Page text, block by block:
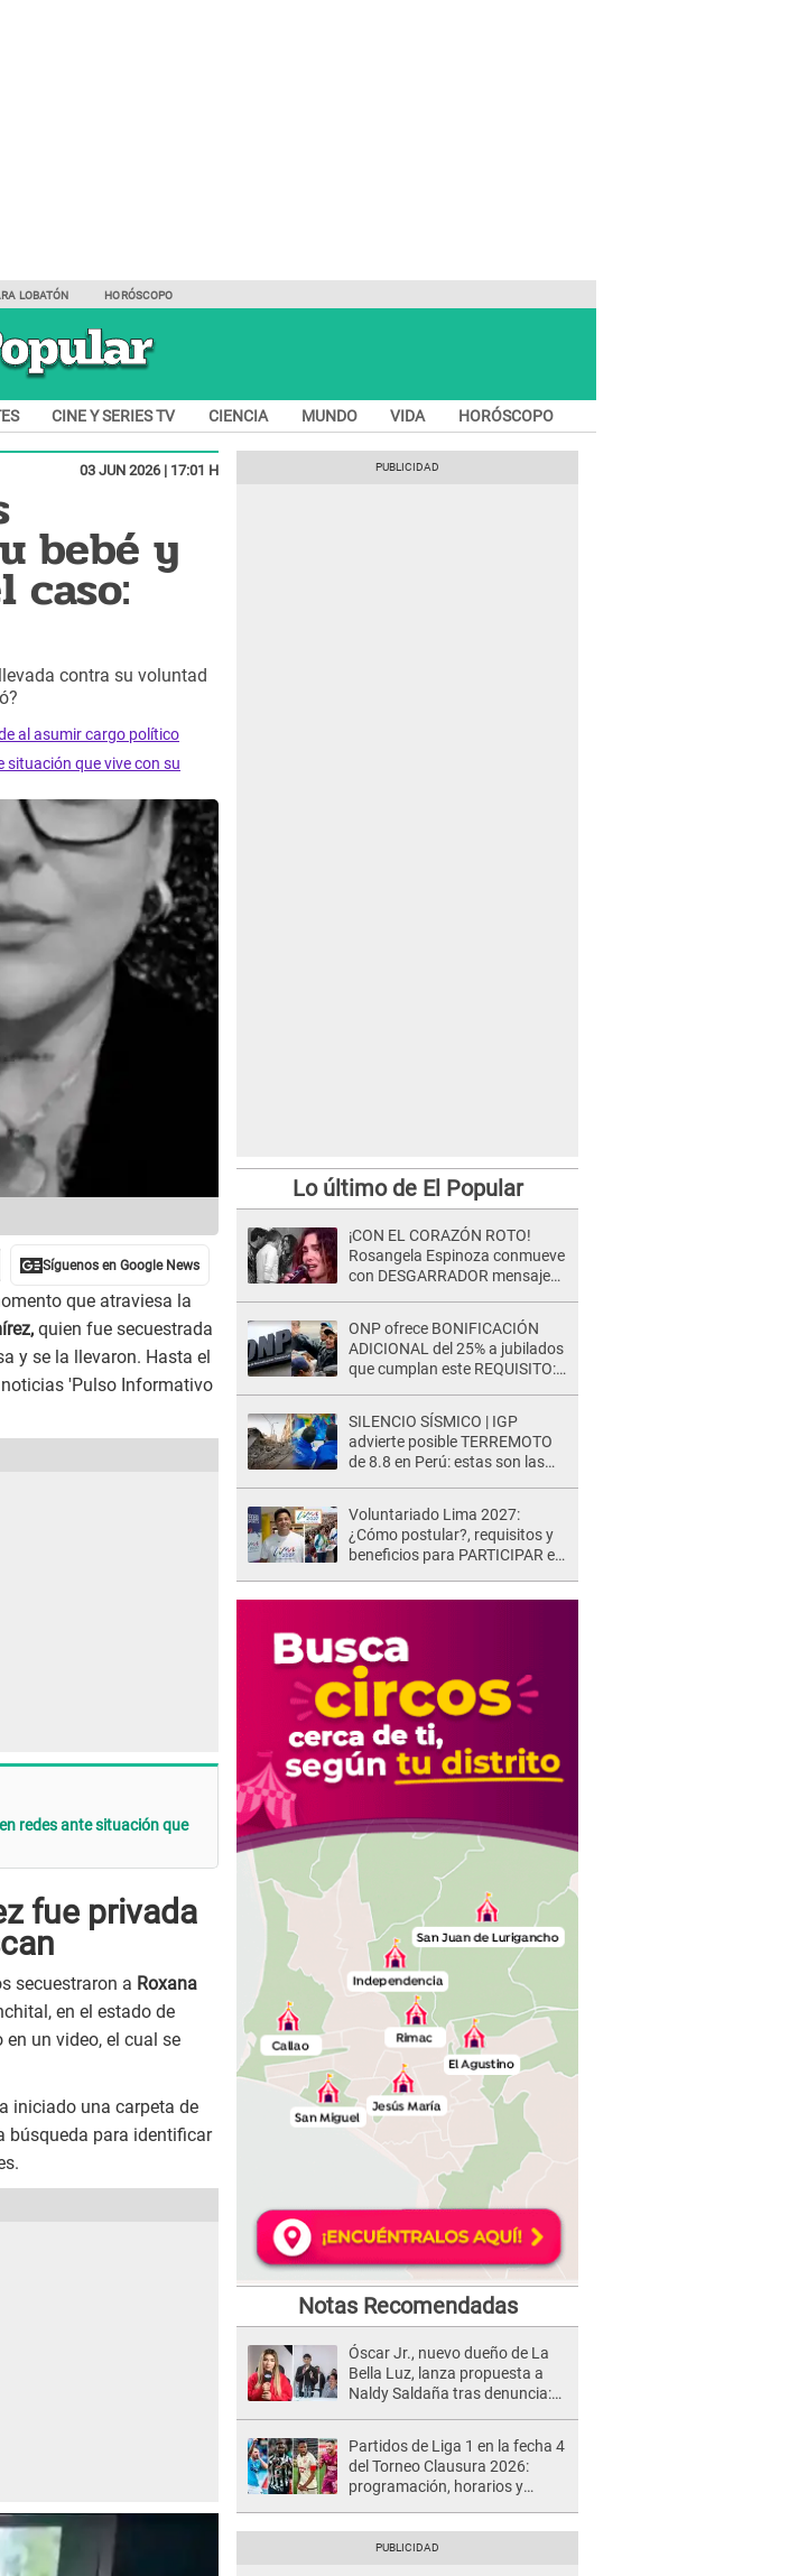
LOBATÓN HORÓSCOPO
CINE Y SERIES TV CIENCIA MUNDO VIDA HORÓSCOPO
03 JUN 2026 | 17:01 H
bebé y
caso:
contra su voluntad
al asumir cargo político
situación que vive con su
que atraviesa la
quien fue secuestrada
y se la llevaron. Hasta el
'Pulso Informativo
redes ante situación que
fue privada
secuestraron a Roxana
en el estado de
un video, el cual se
iniciado una carpeta de
búsqueda para identificar
Lo último de El Popular
¡CON EL CORAZÓN ROTO!
Rosangela Espinoza conmueve
con DESGARRADOR mensaje
ONP ofrece BONIFICACIÓN
ADICIONAL del 25% a jubilados
que cumplan este REQUISITO:
SILENCIO SÍSMICO | IGP
advierte posible TERREMOTO
de 8.8 en Perú: estas son las
Voluntariado Lima 2027:
¿Cómo postular?, requisitos y
beneficios para PARTICIPAR en
Notas Recomendadas
Óscar Jr., nuevo dueño de La
Bella Luz, lanza propuesta a
Naldy Saldaña tras denuncia:
Partidos de Liga 1 en la fecha 4
del Torneo Clausura 2026:
programación, horarios y